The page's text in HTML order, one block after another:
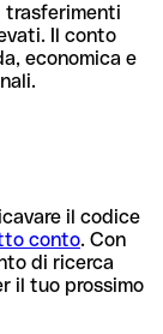
trasferimenti
Il conto
economica e
il codice
conto. Con
di ricerca
il tuo prossimo